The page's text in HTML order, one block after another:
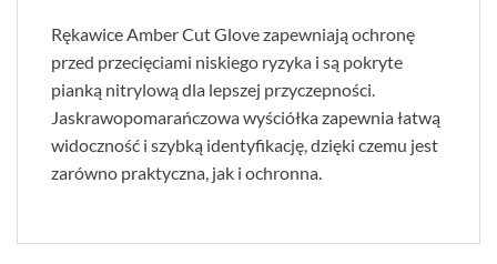
Rękawice Amber Cut Glove zapewniają ochronę
przed przecięciami niskiego ryzyka i są pokryte
pianką nitrylową dla lepszej przyczepności.
Jaskrawopomarańczowa wyściółka zapewnia łatwą
widoczność i szybką identyfikację, dzięki czemu jest
zarówno praktyczna, jak i ochronna.